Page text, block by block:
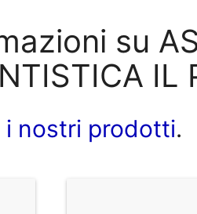
su
IL
i nostri prodotti.